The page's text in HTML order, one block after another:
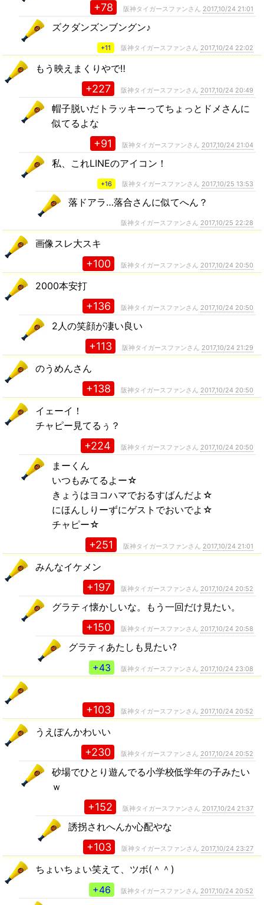
+78 阪神タイガースファンさん 2017,10/24 21:01
ズクダンズンブングン♪
+11 阪神タイガースファンさん 2017,10/24 22:02
もう映えまくりやで‼️
+227 阪神タイガースファンさん 2017,10/24 20:49
帽子脱いだトラッキーってちょっとドメさんに
似てるよな
+91 阪神タイガースファンさん 2017,10/24 21:04
私、これLINEのアイコン！
+16 阪神タイガースファンさん 2017,10/25 13:53
落ドアラ…落合さんに似てへん？
阪神タイガースファンさん 2017,10/25 22:28
画像スレ大スキ
+100 阪神タイガースファンさん 2017,10/24 20:50
2000本安打
+136 阪神タイガースファンさん 2017,10/24 20:50
2人の笑顔が凄い良い
+113 阪神タイガースファンさん 2017,10/24 21:29
のうめんさん
+138 阪神タイガースファンさん 2017,10/24 20:50
イェーイ！
チャピー見てるぅ？
+224 阪神タイガースファンさん 2017,10/24 20:50
まーくん
いつもみてるよー☆
きょうはヨコハマでおるすばんだよ☆
にほんしりーずにゲストでおいでよ☆
チャピー☆
+251 阪神タイガースファンさん 2017,10/24 21:01
みんなイケメン
+197 阪神タイガースファンさん 2017,10/24 20:52
グラティ懐かしいな。もう一回だけ見たい。
+150 阪神タイガースファンさん 2017,10/24 20:58
グラティあたしも見たい?
+43
阪神タイガースファンさん 2017,10/24 23:08
+103 阪神タイガースファンさん 2017,10/24 20:52
うえぽんかわいい
+230 阪神タイガースファンさん 2017,10/24 20:52
砂場でひとり遊んでる小学校低学年の子みたい
ｗ
+152 阪神タイガースファンさん 2017,10/24 21:37
誘拐されへんか心配やな
+103 阪神タイガースファンさん 2017,10/24 23:27
ちょいちょい笑えて、ツボ(＾＾)
+46
阪神タイガースファンさん 2017,10/24 20:52